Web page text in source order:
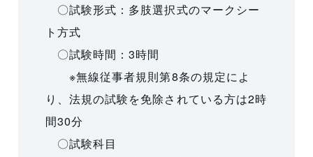
〇試験形式：多肢選択式のマークシー
ト方式
〇試験時間：3時間
※無線従事者規則第8条の規定によ
り、法規の試験を免除されている方は2時
間30分
〇試験科目